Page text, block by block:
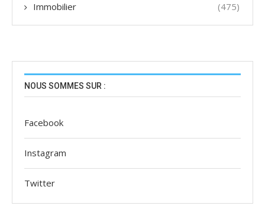
Immobilier (475)
NOUS SOMMES SUR :
Facebook
Instagram
Twitter